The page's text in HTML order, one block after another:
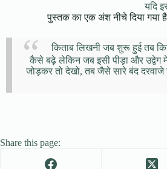
यदि
पुस्तक का एक अंश नीचे दिया गया
किताब लिखनी जब शुरू हुई तब
कैसे बढ़े लेकिन जब इसी पीड़ा और
जोड़कर तो देखो, तब जैसे सारे बंद
Share this page: